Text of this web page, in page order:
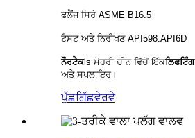
ਫਲੈਂਜ ਸਿਰੇ ASME B16.5
ਟੈਸਟ ਅਤੇ ਨਿਰੀਖਣ API598.API6D
ਨੌਰਟੈਕis ਮੋਹਰੀ ਚੀਨ ਵਿੱਚੋਂ ਇੱਕ
ਅਤੇ ਸਪਲਾਇਰ।
ਪੁੱਛਗਿੱਛਵੇਰਵੇ